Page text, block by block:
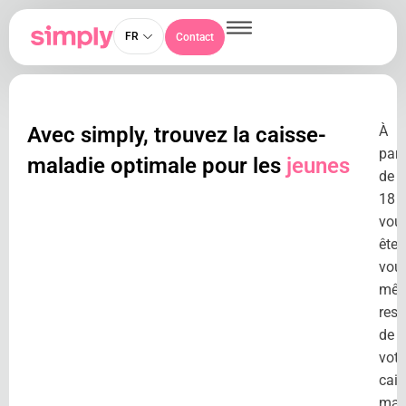
FR Contact
Avec simply, trouvez la caisse-
maladie optimale pour les jeunes
À
de
18
êtes
de